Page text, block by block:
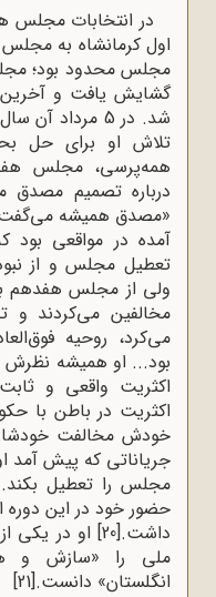
در انتخابات مجلس
اول کرمانشاه به مجلس
شد. در 5
تلاش او برای حل
همه‌پرسی، مجلس
درباره تصمیم مصدق
«مصدق همیشه می‌‌گفت:
آمده در مواقعی
تعطیل مجلس و از
ولی از مجلس هفدهم
مخالفین می‌‌کردند و
می‌‌کرد، روحیه‌
بود... او همیشه نظرش
اکثریت واقعی و
اکثریت در باطن با
خودش مخالفت خودشان
جریاناتی که پیش آمد
مجلس را تعطیل
حضور خود در این
داشت.[20]
او در یکی
ملی را «سازش و
انگلستان» دانست.[21]